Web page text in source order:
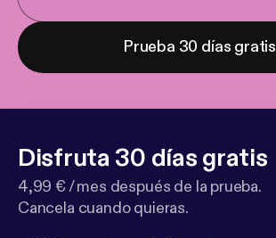
Prueba 30 días gratis
Disfruta 30 días gratis
4,99 € / mes después de la prueba.
Cancela cuando quieras.